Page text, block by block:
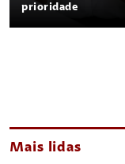
prioridade
Mais lidas